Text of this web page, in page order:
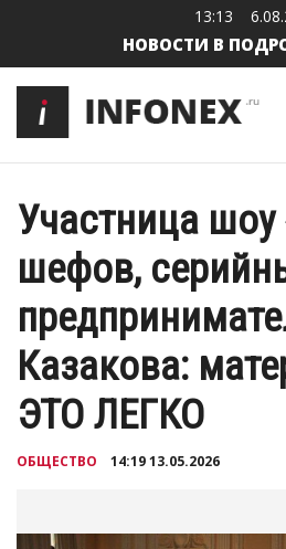
13:13
НОВОСТИ В
Участница шоу
шефов,
Казакова:
ЭТО ЛЕГКО
ОБЩЕСТВО 14:19 13.05.2026